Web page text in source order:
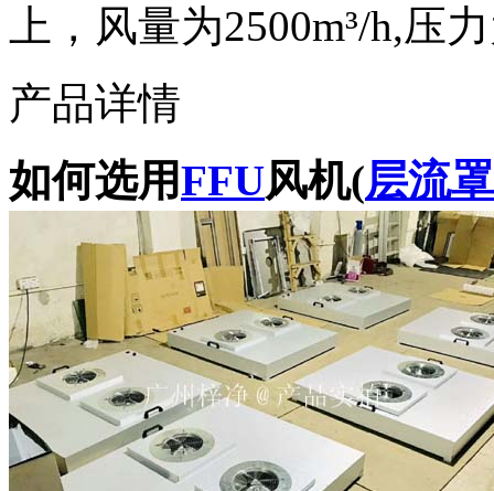
上，风量为2500m³/h,压
产品详情
如何选用FFU风机(层流罩